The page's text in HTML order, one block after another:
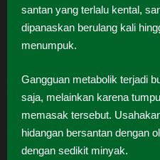
santan yang terlalu kental,
dipanaskan berulang kali
menumpuk.
Gangguan metabolik terjadi
saja, melainkan karena
memasak tersebut.
hidangan bersantan dengan
dengan sedikit minyak.